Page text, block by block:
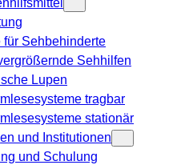
für Sehbehinderte
Sehhilfen
Lupen
tragbar
stationär
und Institutionen
und Schulung